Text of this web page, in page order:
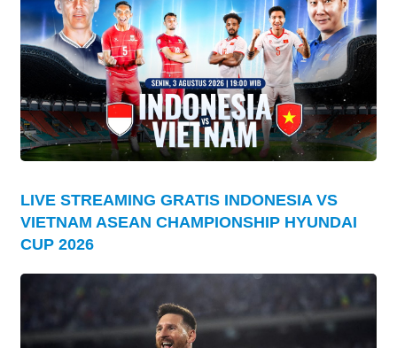
LIVE STREAMING GRATIS INDONESIA VS
VIETNAM ASEAN CHAMPIONSHIP HYUNDAI
CUP 2026